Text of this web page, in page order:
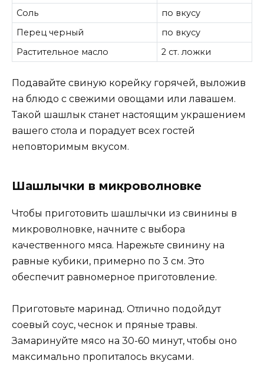
Соль
по вкусу
Перец черный
по вкусу
Растительное масло
2 ст. ложки
Подавайте свиную корейку горячей, выложив
на блюдо с свежими овощами или лавашем.
Такой шашлык станет настоящим украшением
вашего стола и порадует всех гостей
неповторимым вкусом.
Шашлычки в микроволновке
Чтобы приготовить шашлычки из свинины в
микроволновке, начните с выбора
качественного мяса. Нарежьте свинину на
равные кубики, примерно по 3 см. Это
обеспечит равномерное приготовление.
Приготовьте маринад. Отлично подойдут
соевый соус, чеснок и пряные травы.
Замаринуйте мясо на 30-60 минут, чтобы оно
максимально пропиталось вкусами.